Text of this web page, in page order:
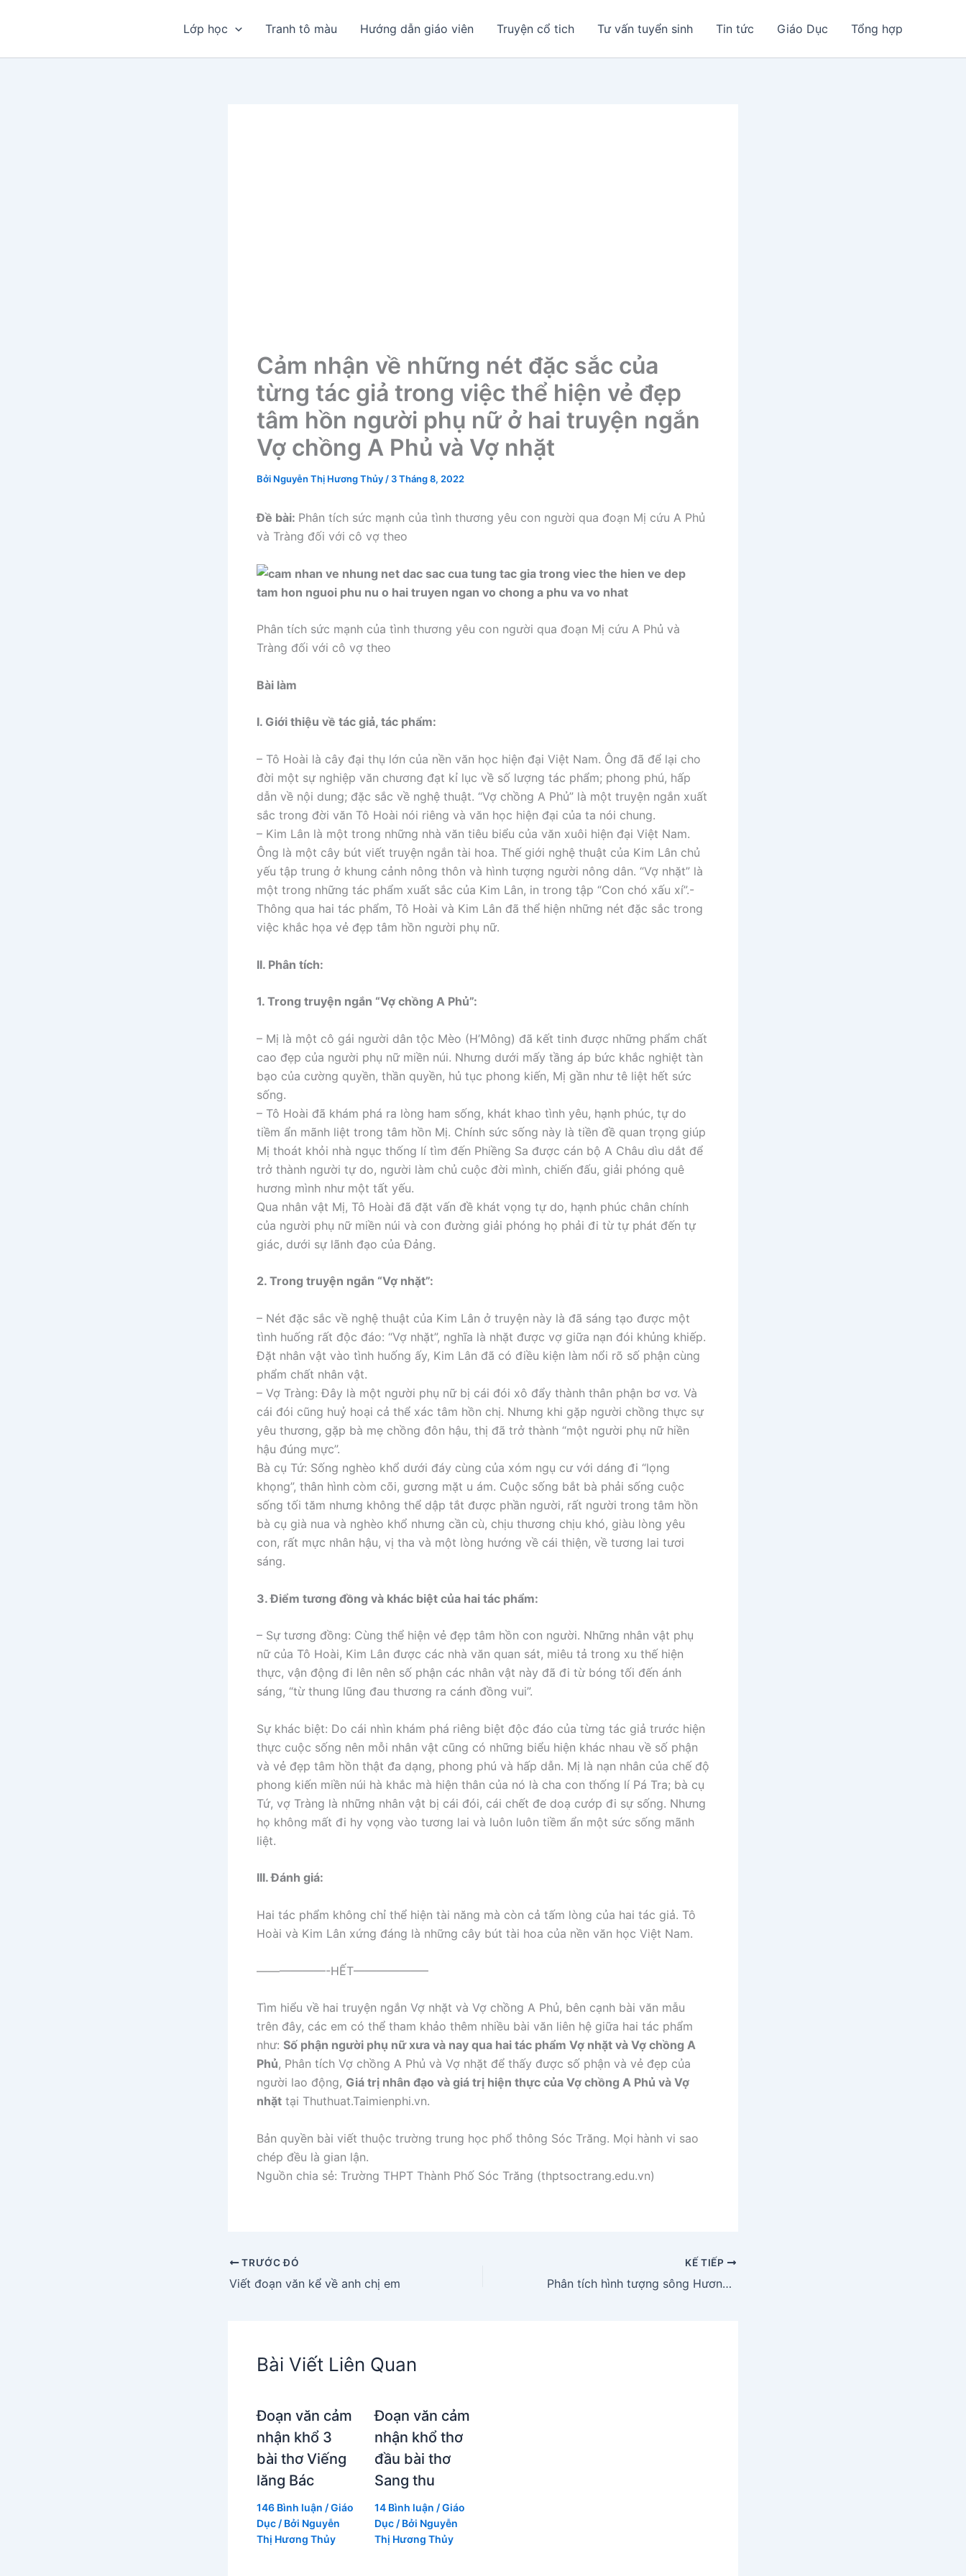
Lớp học Tranh tô màu Hướng dẫn giáo viên Truyện cổ tich Tư vấn tuyển sinh Tin tức Giáo Dục Tổng hợp
Cảm nhận về những nét đặc sắc của
từng tác giả trong việc thể hiện vẻ đẹp
tâm hồn người phụ nữ ở hai truyện ngắn
Vợ chồng A Phủ và Vợ nhặt
Bởi Nguyễn Thị Hương Thủy / 3 Tháng 8, 2022
Đề bài: Phân tích sức mạnh của tình thương yêu con người qua đoạn Mị cứu A Phủ
và Tràng đối với cô vợ theo
Phân tích sức mạnh của tình thương yêu con người qua đoạn Mị cứu A Phủ và
Tràng đối với cô vợ theo
Bài làm
I. Giới thiệu về tác giả, tác phẩm:
– Tô Hoài là cây đại thụ lớn của nền văn học hiện đại Việt Nam. Ông đã để lại cho
đời một sự nghiệp văn chương đạt kỉ lục về số lượng tác phẩm; phong phú, hấp
dẫn về nội dung; đặc sắc về nghệ thuật. “Vợ chồng A Phủ” là một truyện ngắn xuất
sắc trong đời văn Tô Hoài nói riêng và văn học hiện đại của ta nói chung.
– Kim Lân là một trong những nhà văn tiêu biểu của văn xuôi hiện đại Việt Nam.
Ông là một cây bút viết truyện ngắn tài hoa. Thế giới nghệ thuật của Kim Lân chủ
yếu tập trung ở khung cảnh nông thôn và hình tượng người nông dân. “Vợ nhặt” là
một trong những tác phẩm xuất sắc của Kim Lân, in trong tập “Con chó xấu xí”.-
Thông qua hai tác phẩm, Tô Hoài và Kim Lân đã thể hiện những nét đặc sắc trong
việc khắc họa vẻ đẹp tâm hồn người phụ nữ.
II. Phân tích:
1. Trong truyện ngắn “Vợ chồng A Phủ”:
– Mị là một cô gái người dân tộc Mèo (H’Mông) đã kết tinh được những phẩm chất
cao đẹp của người phụ nữ miền núi. Nhưng dưới mấy tầng áp bức khắc nghiệt tàn
bạo của cường quyền, thần quyền, hủ tục phong kiến, Mị gần như tê liệt hết sức
sống.
– Tô Hoài đã khám phá ra lòng ham sống, khát khao tình yêu, hạnh phúc, tự do
tiềm ẩn mãnh liệt trong tâm hồn Mị. Chính sức sống này là tiền đề quan trọng giúp
Mị thoát khỏi nhà ngục thống lí tìm đến Phiềng Sa được cán bộ A Châu dìu dắt để
trở thành người tự do, người làm chủ cuộc đời mình, chiến đấu, giải phóng quê
hương mình như một tất yếu.
Qua nhân vật Mị, Tô Hoài đã đặt vấn đề khát vọng tự do, hạnh phúc chân chính
của người phụ nữ miền núi và con đường giải phóng họ phải đi từ tự phát đến tự
giác, dưới sự lãnh đạo của Đảng.
2. Trong truyện ngắn “Vợ nhặt”:
– Nét đặc sắc về nghệ thuật của Kim Lân ở truyện này là đã sáng tạo được một
tình huống rất độc đáo: “Vợ nhặt”, nghĩa là nhặt được vợ giữa nạn đói khủng khiếp.
Đặt nhân vật vào tình huống ấy, Kim Lân đã có điều kiện làm nổi rõ số phận cùng
phẩm chất nhân vật.
– Vợ Tràng: Đây là một người phụ nữ bị cái đói xô đẩy thành thân phận bơ vơ. Và
cái đói cũng huỷ hoại cả thể xác tâm hồn chị. Nhưng khi gặp người chồng thực sự
yêu thương, gặp bà mẹ chồng đôn hậu, thị đã trở thành “một người phụ nữ hiền
hậu đúng mực”.
Bà cụ Tứ: Sống nghèo khổ dưới đáy cùng của xóm ngụ cư với dáng đi “lọng
khọng”, thân hình còm cõi, gương mặt u ám. Cuộc sống bắt bà phải sống cuộc
sống tối tăm nhưng không thể dập tắt được phần người, rất người trong tâm hồn
bà cụ già nua và nghèo khổ nhưng cần cù, chịu thương chịu khó, giàu lòng yêu
con, rất mực nhân hậu, vị tha và một lòng hướng về cái thiện, về tương lai tươi
sáng.
3. Điểm tương đồng và khác biệt của hai tác phẩm:
– Sự tương đồng: Cùng thể hiện vẻ đẹp tâm hồn con người. Những nhân vật phụ
nữ của Tô Hoài, Kim Lân được các nhà văn quan sát, miêu tả trong xu thế hiện
thực, vận động đi lên nên số phận các nhân vật này đã đi từ bóng tối đến ánh
sáng, “từ thung lũng đau thương ra cánh đồng vui”.
Sự khác biệt: Do cái nhìn khám phá riêng biệt độc đáo của từng tác giả trước hiện
thực cuộc sống nên mỗi nhân vật cũng có những biểu hiện khác nhau về số phận
và vẻ đẹp tâm hồn thật đa dạng, phong phú và hấp dẫn. Mị là nạn nhân của chế độ
phong kiến miền núi hà khắc mà hiện thân của nó là cha con thống lí Pá Tra; bà cụ
Tứ, vợ Tràng là những nhân vật bị cái đói, cái chết đe doạ cướp đi sự sống. Nhưng
họ không mất đi hy vọng vào tương lai và luôn luôn tiềm ẩn một sức sống mãnh
liệt.
III. Đánh giá:
Hai tác phẩm không chỉ thể hiện tài năng mà còn cả tấm lòng của hai tác giả. Tô
Hoài và Kim Lân xứng đáng là những cây bút tài hoa của nền văn học Việt Nam.
——————-HẾT——————–
Tìm hiểu về hai truyện ngắn Vợ nhặt và Vợ chồng A Phủ, bên cạnh bài văn mẫu
trên đây, các em có thể tham khảo thêm nhiều bài văn liên hệ giữa hai tác phẩm
như: Số phận người phụ nữ xưa và nay qua hai tác phẩm Vợ nhặt và Vợ chồng A
Phủ, Phân tích Vợ chồng A Phủ và Vợ nhặt để thấy được số phận và vẻ đẹp của
người lao động, Giá trị nhân đạo và giá trị hiện thực của Vợ chồng A Phủ và Vợ
nhặt tại Thuthuat.Taimienphi.vn.
Bản quyền bài viết thuộc trường trung học phổ thông Sóc Trăng. Mọi hành vi sao
chép đều là gian lận.
Nguồn chia sẻ: Trường THPT Thành Phố Sóc Trăng (thptsoctrang.edu.vn)
TRƯỚC ĐÓ
Viết đoạn văn kể về anh chị em
KẾ TIẾP
Phân tích hình tượng sông Hương trong Ai đã đặt tên cho dòng sông
Bài Viết Liên Quan
Đoạn văn cảm
nhận khổ 3
bài thơ Viếng
lăng Bác
146 Bình luận /Giáo
Dục / Bởi Nguyễn
Thị Hương Thủy
Đoạn văn cảm
nhận khổ thơ
đầu bài thơ
Sang thu
14 Bình luận /Giáo
Dục/ Bởi Nguyễn
Thị Hương Thủy